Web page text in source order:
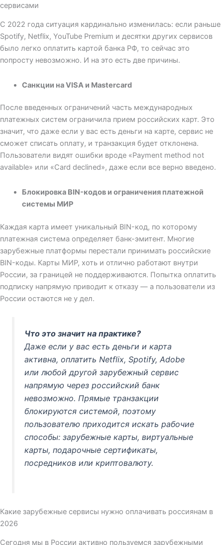
сервисами
С 2022 года ситуация кардинально изменилась: если раньше
Spotify, Netflix, YouTube Premium и десятки других сервисов
было легко оплатить картой банка РФ, то сейчас это
попросту невозможно. И на это есть две причины.
Санкции на VISA и Mastercard
После введенных ограничений часть международных
платежных систем ограничила прием российских карт. Это
значит, что даже если у вас есть деньги на карте, сервис не
сможет списать оплату, и транзакция будет отклонена.
Пользователи видят ошибки вроде «Payment method not
available» или «Card declined», даже если все верно введено.
Блокировка BIN-кодов и ограничения платежной
системы МИР
Каждая карта имеет уникальный BIN-код, по которому
платежная система определяет банк-эмитент. Многие
зарубежные платформы перестали принимать российские
BIN-коды. Карты МИР, хоть и отлично работают внутри
России, за границей не поддерживаются. Попытка оплатить
подписку напрямую приводит к отказу — а пользователи из
России остаются не у дел.
Что это значит на практике?
Даже если у вас есть деньги и карта
активна, оплатить Netflix, Spotify, Adobe
или любой другой зарубежный сервис
напрямую через российский банк
невозможно. Прямые транзакции
блокируются системой, поэтому
пользователю приходится искать рабочие
способы: зарубежные карты, виртуальные
карты, подарочные сертификаты,
посредников или криптовалюту.
Какие зарубежные сервисы нужно оплачивать россиянам в
2026
Сегодня мы в России активно пользуемся зарубежными